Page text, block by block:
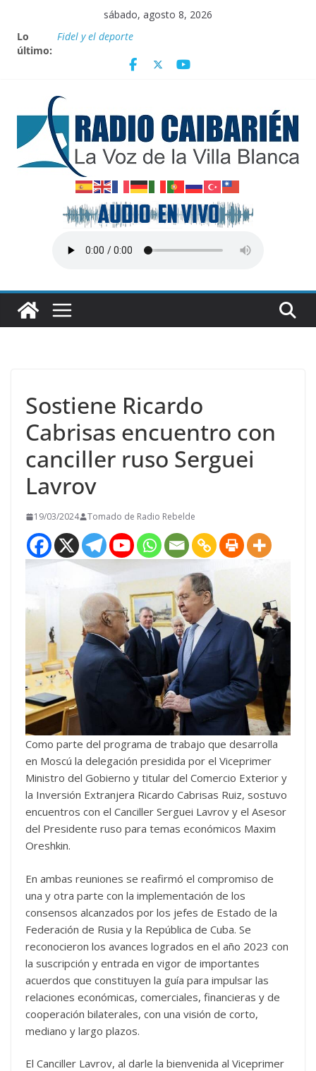
contenido
sábado, agosto 8, 2026
Lo
último:
Nota oficial del Gobierno Provincial de Villa Clara
Por el pedraplén en cita con la historia
Sostiene Ricardo
Cabrisas encuentro con
canciller ruso Serguei
Lavrov
19/03/2024 Tomado de Radio Rebelde
Como parte del programa de trabajo que desarrolla
en Moscú la delegación presidida por el Viceprimer
Ministro del Gobierno y titular del Comercio Exterior y
la Inversión Extranjera Ricardo Cabrisas Ruiz, sostuvo
encuentros con el Canciller Serguei Lavrov y el Asesor
del Presidente ruso para temas económicos Maxim
Oreshkin.
En ambas reuniones se reafirmó el compromiso de
una y otra parte con la implementación de los
consensos alcanzados por los jefes de Estado de la
Federación de Rusia y la República de Cuba. Se
reconocieron los avances logrados en el año 2023 con
la suscripción y entrada en vigor de importantes
acuerdos que constituyen la guía para impulsar las
relaciones económicas, comerciales, financieras y de
cooperación bilaterales, con una visión de corto,
mediano y largo plazos.
El Canciller Lavrov, al darle la bienvenida al Viceprimer